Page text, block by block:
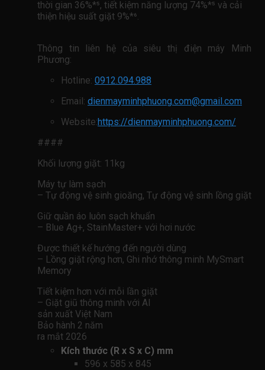
thời gian 36%*⁵, tiết kiệm năng lượng 74%*⁵ và cải
thiện hiệu suất giặt 9%*⁶.
Thông tin liên hệ của siêu thị điện máy Minh
Phương:
Hotline: 0912.094.988
Email: dienmayminhphuong.com@gmail.com
Website:https://dienmayminhphuong.com/
####
Khối lượng giặt: 11kg
Máy tự làm sạch
– Tự động vệ sinh gioăng, Tự động vệ sinh lồng giặt
Giữ quần áo luôn sạch khuẩn
– Blue Ag+, StainMaster+ với hơi nước
Được thiết kế hướng đến người dùng
– Lồng giặt rộng hơn, Ghi nhớ thông minh MySmart
Memory
Tiết kiệm hơn với mỗi lần giặt
– Giặt giũ thông minh với AI
sản xuất Việt Nam
Bảo hành 2 năm
ra mắt 2026
Kích thước (R x S x C) mm
596 x 585 x 845